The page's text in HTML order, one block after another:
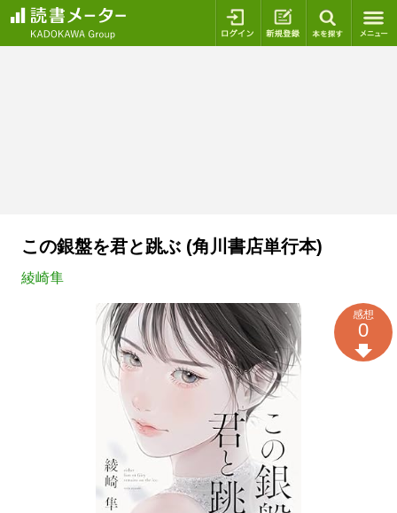
ログイン 新規登録
この銀盤を君と跳ぶ (角川書店単行本)
綾崎隼
感想
0